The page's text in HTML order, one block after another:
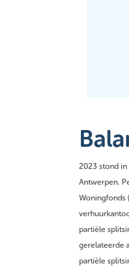
2023 stond
Antwerpen.
Woningfonds
partiële
gerelateerde
partiële